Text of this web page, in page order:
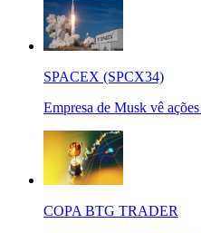
SPACEX (SPCX34)
Empresa de Musk vê
COPA BTG TRADER